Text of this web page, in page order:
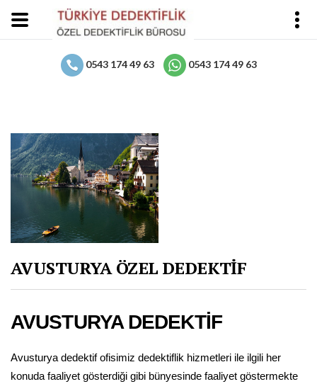
0543 174 49 63 0543 174 49 63
AVUSTURYA ÖZEL DEDEKTİF
AVUSTURYA DEDEKTİF
Avusturya dedektif ofisimiz dedektiflik hizmetleri ile ilgili her
konuda faaliyet gösterdiği gibi bünyesinde faaliyet göstermekte